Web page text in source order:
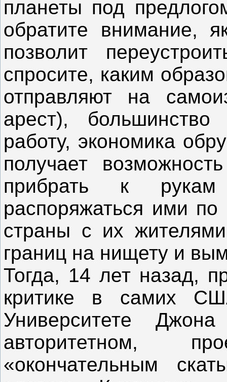
планеты под
обратите внимание,
позволит
спросите, каким
отправляют на
арест),
работу, экономика
получает
прибрать к рукам
распоряжаться ими
страны с их
границ на нищету и
Тогда, 14 лет назад,
критике в самих
Университете
авторитетном,
«окончательным